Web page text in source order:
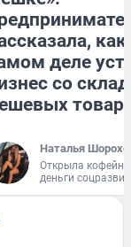
как
деле
со
Наталья
Открыла
деньги